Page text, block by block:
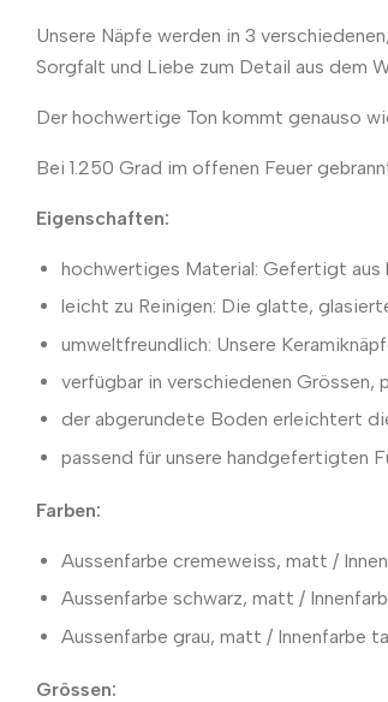
Unsere Näpfe werden in 3
Sorgfalt und Liebe zum Detail aus dem
Der hochwertige Ton kommt genauso
Bei 1.250 Grad im offenen Feuer
Eigenschaften:
hochwertiges Material: Gefertigt aus
leicht zu Reinigen: Die glatte,
umweltfreundlich: Unsere
verfügbar in verschiedenen Grössen,
der abgerundete Boden erleichtert
passend für unsere handgefertigten
Farben:
Aussenfarbe cremeweiss, matt /
Aussenfarbe schwarz, matt /
Aussenfarbe grau, matt / Innenfarbe
Grössen: